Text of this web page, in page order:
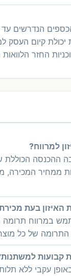
הנדרשים עד
קיום העסק
החזר הלוואות
ההכנסה
המכירה, מה
במרווח
של כל
עקבי ללא